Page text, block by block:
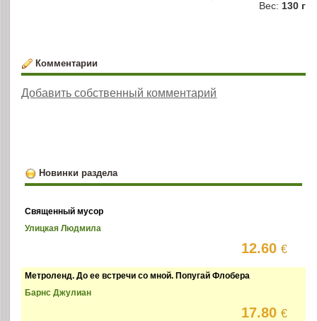
Вес: 130 г
Комментарии
Добавить собственный комментарий
Новинки раздела
Священный мусор
Улицкая Людмила
12.60€
Метроленд. До ее встречи со мной. Попугай Флобера
Барнс Джулиан
17.80€